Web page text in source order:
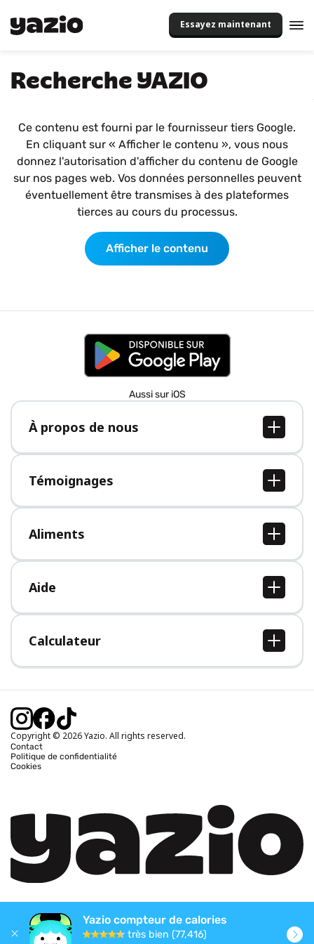
Essayez maintenant
Recherche YAZIO
Ce contenu est fourni par le fournisseur tiers Google.
En cliquant sur « Afficher le contenu », vous nous
donnez l'autorisation d'afficher du contenu de Google
sur nos pages web. Vos données personnelles peuvent
éventuellement être transmises à des plateformes
tierces au cours du processus.
Afficher le contenu
Aussi sur iOS
À propos de nous
À propos de nous
Postes
Presse
Témoignages
Tous les témoignages
Aliments
Tous les aliments
Aide
Centre d'aide
Calculateur
Calcul IMC
Calcul poids idéal
Calcul calories brûlées
Copyright © 2026 Yazio. All rights reserved.
Contact
Politique de confidentialité
Cookies
Yazio compteur de calories
très bien (77,416)